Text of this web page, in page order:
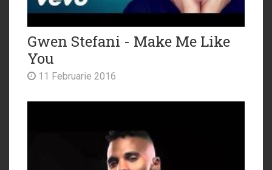
Gwen Stefani - Make Me Like
You
11 Februarie 2016